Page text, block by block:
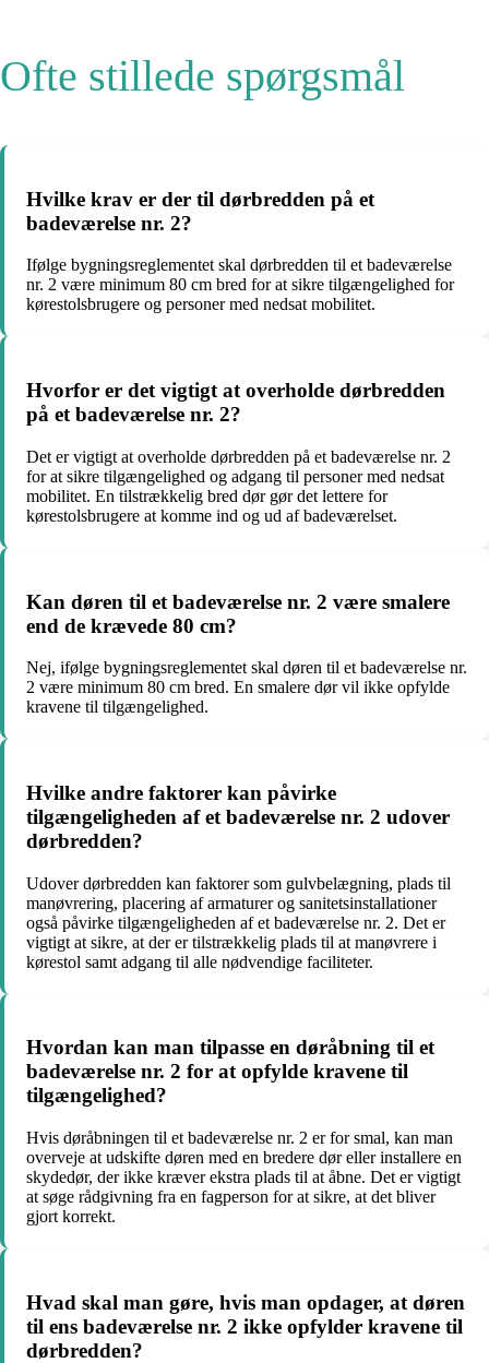
Ofte stillede spørgsmål
Hvilke krav er der til dørbredden på et
badeværelse nr. 2?
Ifølge bygningsreglementet skal dørbredden til et badeværelse
nr. 2 være minimum 80 cm bred for at sikre tilgængelighed for
kørestolsbrugere og personer med nedsat mobilitet.
Hvorfor er det vigtigt at overholde dørbredden
på et badeværelse nr. 2?
Det er vigtigt at overholde dørbredden på et badeværelse nr. 2
for at sikre tilgængelighed og adgang til personer med nedsat
mobilitet. En tilstrækkelig bred dør gør det lettere for
kørestolsbrugere at komme ind og ud af badeværelset.
Kan døren til et badeværelse nr. 2 være smalere
end de krævede 80 cm?
Nej, ifølge bygningsreglementet skal døren til et badeværelse nr.
2 være minimum 80 cm bred. En smalere dør vil ikke opfylde
kravene til tilgængelighed.
Hvilke andre faktorer kan påvirke
tilgængeligheden af et badeværelse nr. 2 udover
dørbredden?
Udover dørbredden kan faktorer som gulvbelægning, plads til
manøvrering, placering af armaturer og sanitetsinstallationer
også påvirke tilgængeligheden af et badeværelse nr. 2. Det er
vigtigt at sikre, at der er tilstrækkelig plads til at manøvrere i
kørestol samt adgang til alle nødvendige faciliteter.
Hvordan kan man tilpasse en døråbning til et
badeværelse nr. 2 for at opfylde kravene til
tilgængelighed?
Hvis døråbningen til et badeværelse nr. 2 er for smal, kan man
overveje at udskifte døren med en bredere dør eller installere en
skydedør, der ikke kræver ekstra plads til at åbne. Det er vigtigt
at søge rådgivning fra en fagperson for at sikre, at det bliver
gjort korrekt.
Hvad skal man gøre, hvis man opdager, at døren
til ens badeværelse nr. 2 ikke opfylder kravene til
dørbredden?